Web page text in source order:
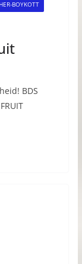
BOYKOTT
BDS